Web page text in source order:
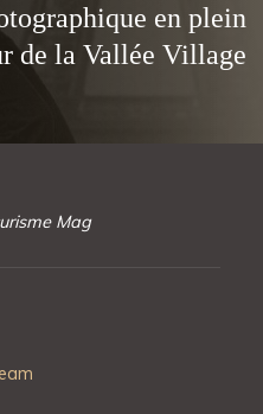
en plein
de la Vallée Village
Mag